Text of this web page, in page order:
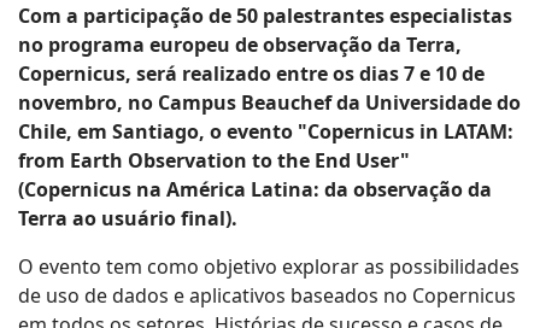
Com a participação de 50 palestrantes especialistas
no programa europeu de observação da Terra,
Copernicus, será realizado entre os dias 7 e 10 de
novembro, no Campus Beauchef da Universidade do
Chile, em Santiago, o evento "Copernicus in LATAM:
from Earth Observation to the End User"
(Copernicus na América Latina: da observação da
Terra ao usuário final).
O evento tem como objetivo explorar as possibilidades
de uso de dados e aplicativos baseados no Copernicus